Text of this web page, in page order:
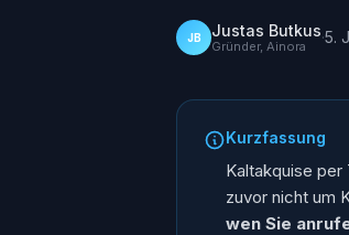
JB Justas Butkus
Gründer, Ainora ·5.
Kurzfassung
Kaltakquise
zuvor nicht um
wen Sie